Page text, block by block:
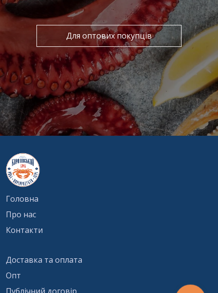
Для оптових покупців
Номер телефону*
Повідомлення*:
Відправити
Головна
Про нас
Контакти
Доставка та оплата
Опт